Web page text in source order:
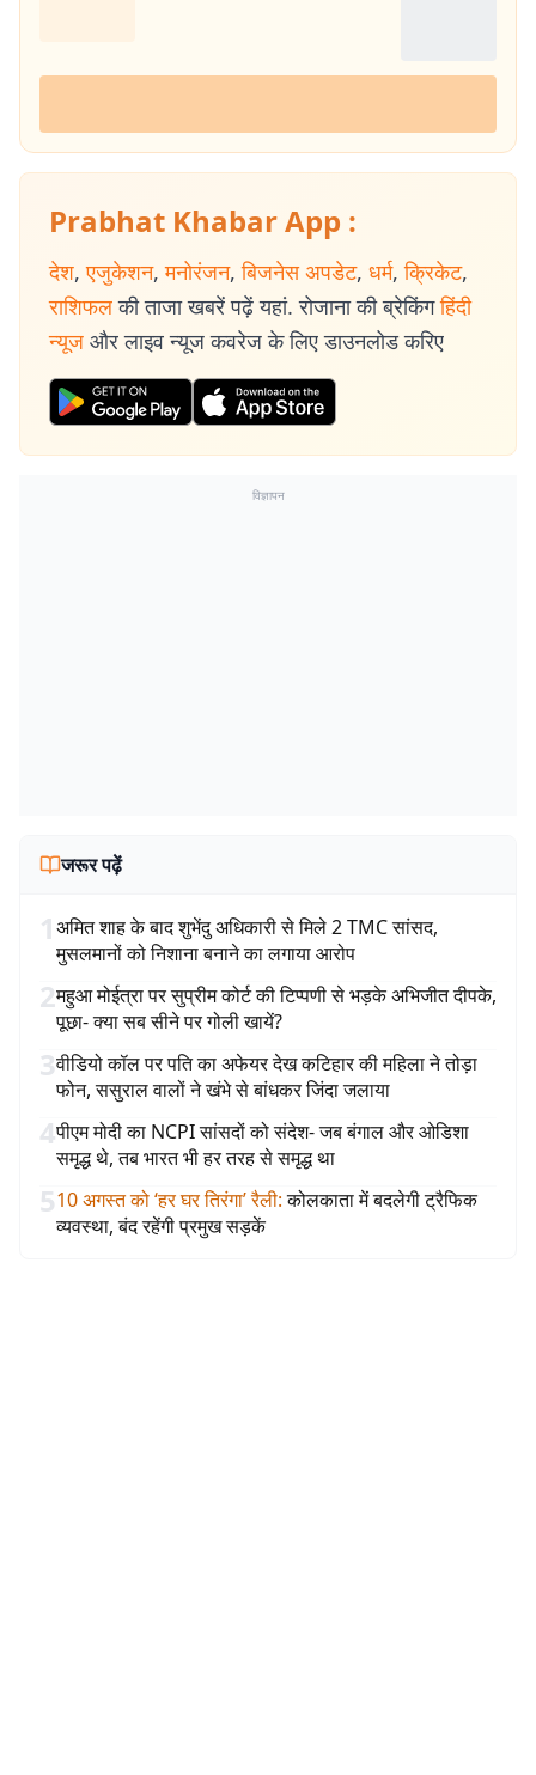
Prabhat Khabar App :
देश, एजुकेशन, मनोरंजन, बिजनेस अपडेट, धर्म, क्रिकेट,
राशिफल की ताजा खबरें पढ़ें यहां. रोजाना की ब्रेकिंग हिंदी
न्यूज और लाइव न्यूज कवरेज के लिए डाउनलोड करिए
विज्ञापन
जरूर पढ़ें
1अमित शाह के बाद शुभेंदु अधिकारी से मिले 2 TMC सांसद,
मुसलमानों को निशाना बनाने का लगाया आरोप
2महुआ मोईत्रा पर सुप्रीम कोर्ट की टिप्पणी से भड़के अभिजीत दीपके,
पूछा- क्या सब सीने पर गोली खायें?
3वीडियो कॉल पर पति का अफेयर देख कटिहार की महिला ने तोड़ा
फोन, ससुराल वालों ने खंभे से बांधकर जिंदा जलाया
4पीएम मोदी का NCPI सांसदों को संदेश- जब बंगाल और ओडिशा
समृद्ध थे, तब भारत भी हर तरह से समृद्ध था
510 अगस्त को ‘हर घर तिरंगा’ रैली: कोलकाता में बदलेगी ट्रैफिक
व्यवस्था, बंद रहेंगी प्रमुख सड़कें